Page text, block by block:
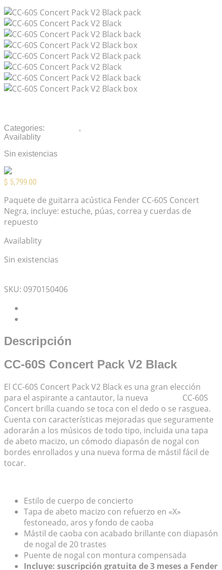
Categories: ,
Availablity
Sin existencias
$ 5,799.00
Paquete de guitarra acústica Fender CC-60S Concert
Negra, incluye: estuche, púas, correa y cuerdas de
repuesto
Availablity
Sin existencias
SKU: 0970150406
Descripción
CC-60S Concert Pack V2 Black
El CC-60S Concert Pack V2 Black es una gran elección
para el aspirante a cantautor, la nueva
CC-60S
Concert brilla cuando se toca con el dedo o se rasguea.
Cuenta con características mejoradas que seguramente
adorarán a los músicos de todo tipo, incluida una tapa
de abeto macizo, un cómodo diapasón de nogal con
bordes enrollados y una nueva forma de mástil fácil de
tocar.
Estilo de cuerpo de concierto
Tapa de abeto macizo con refuerzo en «X»
festoneado, aros y fondo de caoba
Mástil de caoba con acabado brillante con diapasón
de nogal de 20 trastes
Puente de nogal con montura compensada
Incluye: suscripción gratuita de 3 meses a Fender